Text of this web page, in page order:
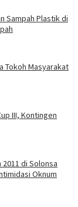
Sampah Plastik di
Tokoh Masyarakat
III, Kontingen
2011 di Solonsa
Oknum